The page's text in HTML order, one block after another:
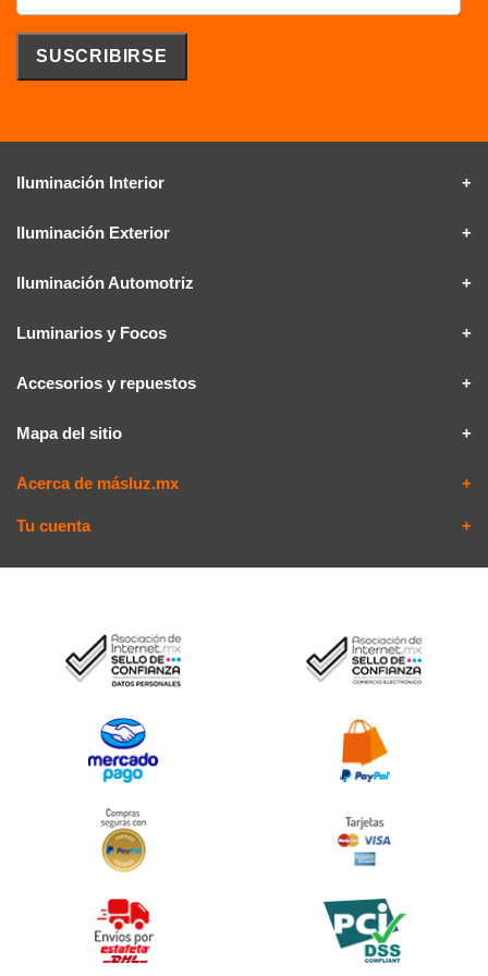
Iluminación Interior
Iluminación Exterior
Iluminación Automotriz
Luminarios y Focos
Accesorios y repuestos
Mapa del sitio
Acerca de másluz.mx
Tu cuenta